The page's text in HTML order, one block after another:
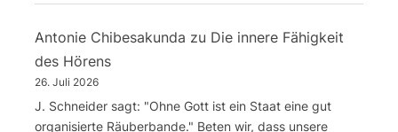
Antonie Chibesakunda zu Die innere Fähigkeit
des Hörens
26. Juli 2026
J. Schneider sagt: "Ohne Gott ist ein Staat eine gut
organisierte Räuberbande." Beten wir, dass unsere